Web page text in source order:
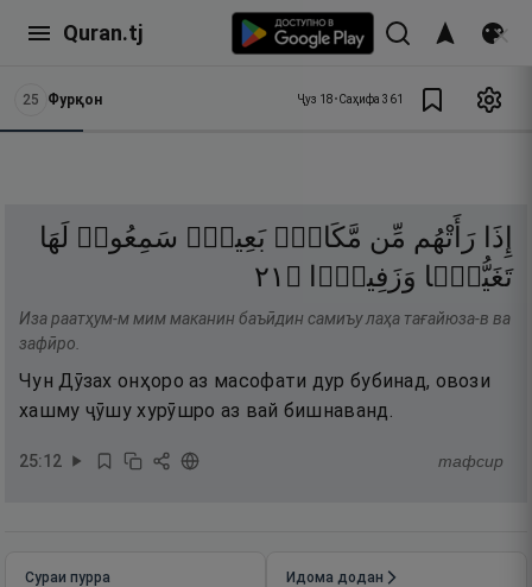
Quran.tj
25 Фурқон Ҷуз 18•Саҳифа 361
إِذَا رَأَتْهُم مِّن مَّكَانٍۭ بَعِيدٍۢ سَمِعُوا۟ لَهَا
تَغَيُّظًۭا وَزَفِيرًۭا ۝ ١٢
Иза раатҳум-м мим маканин баъӣдин самиъу лаҳа тағайюза-в ва
зафӣро.
Чун Дӯзах онҳоро аз масофати дур бубинад, овози
хашму ҷӯшу хурӯшро аз вай бишнаванд.
25:12 тафсир
Сураи пурра Идома додан